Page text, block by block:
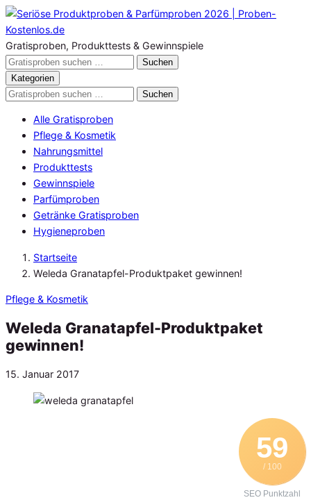
Zum
Inhalt
springen
Gratisproben, Produkttests & Gewinnspiele
Gratisproben
durchsuchen
Suchen
Kategorien
Gratisproben
Suchen
Alle Gratisproben
Pflege & Kosmetik
Nahrungsmittel
Produkttests
Gewinnspiele
Parfümproben
Getränke Gratisproben
Hygieneproben
Startseite
Weleda Granatapfel-Produktpaket gewinnen!
Pflege & Kosmetik
Weleda Granatapfel-Produktpaket
gewinnen!
Veröffentlicht
15. Januar 2017
59
/ 100
SEO Punktzahl